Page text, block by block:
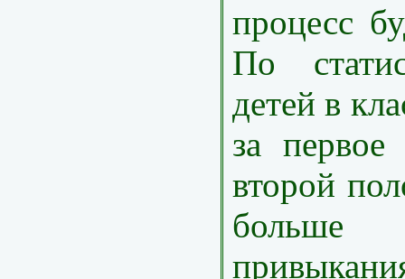
процесс
По
детей в
за
второй
больше